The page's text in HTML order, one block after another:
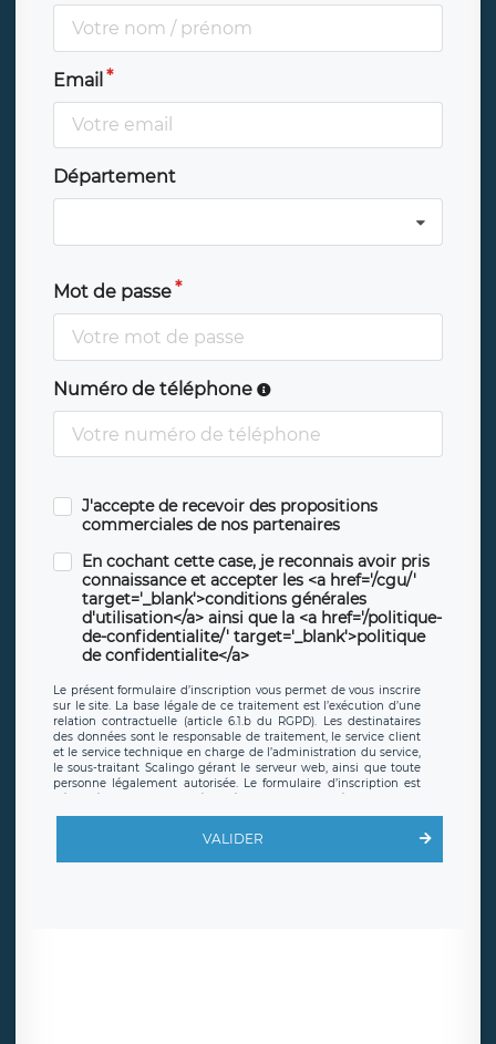
Email
Département
Mot de passe
Numéro de téléphone
J'accepte de recevoir des propositions
commerciales de nos partenaires
En cochant cette case, je reconnais avoir pris
connaissance et accepter les <a href='/cgu/'
target='_blank'>conditions générales
d'utilisation</a> ainsi que la <a href='/politique-
de-confidentialite/' target='_blank'>politique
de confidentialite</a>
Le présent formulaire d’inscription vous permet de vous inscrire
sur le site. La base légale de ce traitement est l’exécution d’une
relation contractuelle (article 6.1.b du RGPD). Les destinataires
des données sont le responsable de traitement, le service client
et le service technique en charge de l’administration du service,
le sous-traitant Scalingo gérant le serveur web, ainsi que toute
personne légalement autorisée. Le formulaire d’inscription est
offrant desclauses de protection conformes au RGPD. Les
en sollicite la suppression, étant entendu que vous pouvez
demander la suppression de vos données et retirer votre
VALIDER